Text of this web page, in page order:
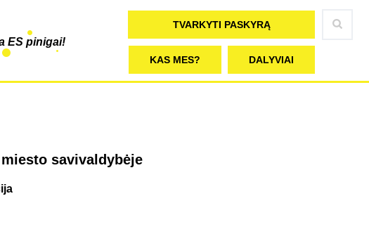
ES pinigai!
TVARKYTI PASKYRĄ
KAS MES? DALYVIAI
savivaldybėje